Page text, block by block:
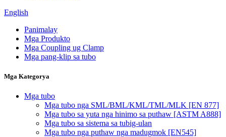
English
Panimalay
Mga Produkto
Mga Coupling ug Clamp
Mga pang-klip sa tubo
Mga Kategorya
Mga tubo
Mga tubo nga SML/BML/KML/TML/MLK [EN 877]
Mga tubo sa yuta nga hinimo sa puthaw [ASTM A888]
Mga tubo sa sistema sa tubig-ulan
Mga tubo nga puthaw nga madugmok [EN545]